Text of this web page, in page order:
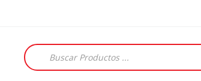
Búsqueda
de
productos